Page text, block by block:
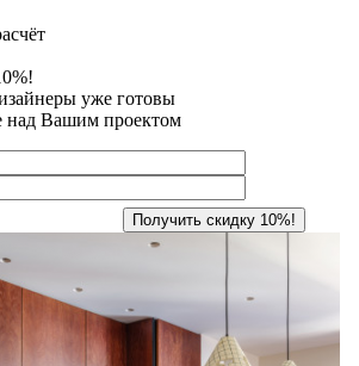
уже готовы
над Вашим проектом